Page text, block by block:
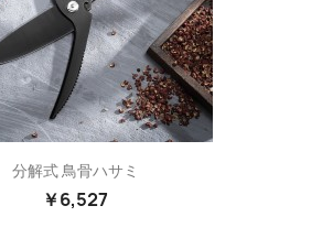
分解式 鳥骨ハサミ
￥6,527